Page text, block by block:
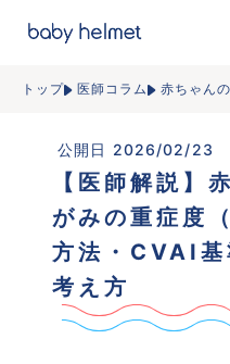
トップ 医師コラム 赤ちゃん
公開日 2026/02/23
【医師解説】
がみの重症度
方法・CVAI基
考え方